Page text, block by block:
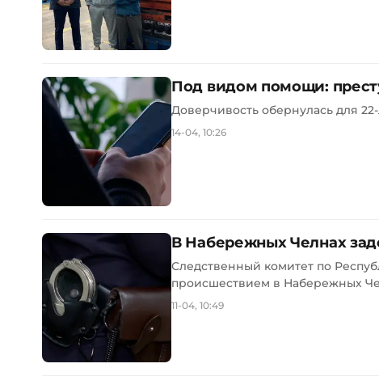
Под видом помощи:
Доверчивость обернулась для
14-04, 10:26
В Набережных Челнах
Следственный комитет по
происшествием в Набережных
11-04, 10:49